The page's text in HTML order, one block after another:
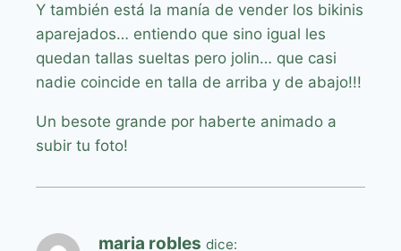
Y también está la manía de vender los bikinis
aparejados… entiendo que sino igual les
quedan tallas sueltas pero jolin… que casi
nadie coincide en talla de arriba y de abajo!!!
Un besote grande por haberte animado a
subir tu foto!
maria robles dice: